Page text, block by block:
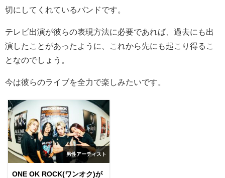
切にしてくれているバンドです。
テレビ出演が彼らの表現方法に必要であれば、過去にも出
演したことがあったように、これから先にも起こり得るこ
となのでしょう。
今は彼らのライブを全力で楽しみたいです。
男性アーティスト
ONE OK ROCK(ワンオク)が